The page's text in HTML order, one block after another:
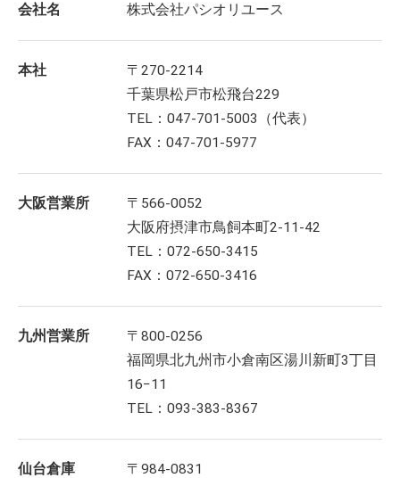
会社名 株式会社パシオリユース
本社
〒270-2214
千葉県松戸市松飛台229
TEL：047-701-5003（代表）
FAX：047-701-5977
大阪営業所
〒566-0052
大阪府摂津市鳥飼本町2-11-42
TEL：072-650-3415
FAX：072-650-3416
九州営業所
〒800-0256
福岡県北九州市小倉南区湯川新町3丁目
16−11
TEL：093-383-8367
仙台倉庫
〒984-0831